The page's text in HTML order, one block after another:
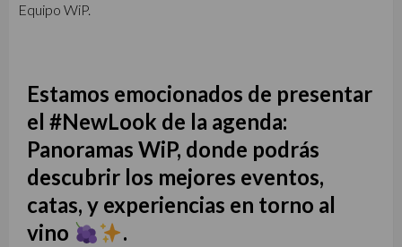
Equipo WiP.
Estamos emocionados de presentar
el #NewLook de la agenda:
Panoramas WiP, donde podrás
descubrir los mejores eventos,
catas, y experiencias en torno al
vino
.